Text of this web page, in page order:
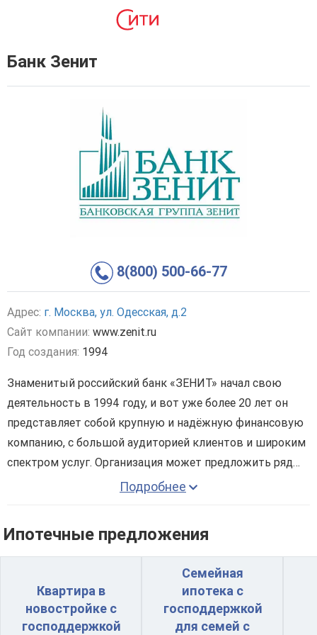
Банк Зенит
8(800) 500-66-77
Адрес: г. Москва, ул. Одесская, д.2
Сайт компании: www.zenit.ru
Год создания: 1994
Знаменитый российский банк «ЗЕНИТ» начал свою
деятельность в 1994 году, и вот уже более 20 лет он
представляет собой крупную и надёжную финансовую
компанию, с большой аудиторией клиентов и широким
спектром услуг. Организация может предложить ряд
экономических услуг, среди которых комплексное
малого и среднего бизнеса. В рядах компании работают
постоянно трудятся над разработкой новых форм и
услуг, способных обеспечить клиенту максимальную
финансовую безопасность и независимость.
клиенту целый список эффективных банковских
программ, включая вклады, ипотеку, сейфовые ячейки,
кредитные карты и другие. Ещё одним направлением
данного банка, есть инвестирование вкладов в
развитие строительства новостроек под создание
новых квадратных метров в Москве и ближайшем
Подробнее
Ипотечные предложения
Квартира в
новостройке с
господдержкой
Семейная
ипотека с
господдержкой
для семей с